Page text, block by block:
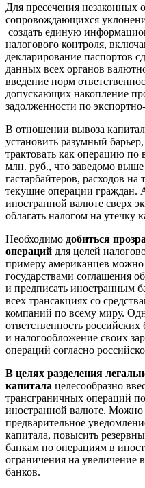
Для пресечения незаконных
сопровождающихся
создать единую
налогового контроля,
декларирование паспортов
данных всех органов
введение норм
допускающих накопление
задолженности по
В отношении вывоза
установить разумный
трактовать как операцию по
млн. руб., что заведомо
гастарбайтеров, расходов
текущие операции граждан.
иностранной валюте сверх
облагать налогом на утечку
Необходимо добиться
операций для целей
примеру американцев
государствами соглашения
и предписать иностранным
всех трансакциях со
компаний по всему миру.
ответственность
и налогообложение своих
операций согласно
В целях разделения
капитала целесообразно
трансграничных операций
иностранной валюте. Можно
предварительное
капитала, повысить
банкам по операциям в
ограничения на увеличение
банков.